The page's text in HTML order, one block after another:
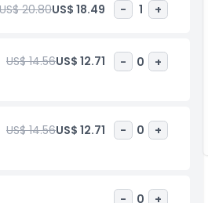
US$ 20.80US$ 18.49 - 1 +
US$ 14.56US$ 12.71 - 0 +
US$ 14.56US$ 12.71 - 0 +
- 0 +